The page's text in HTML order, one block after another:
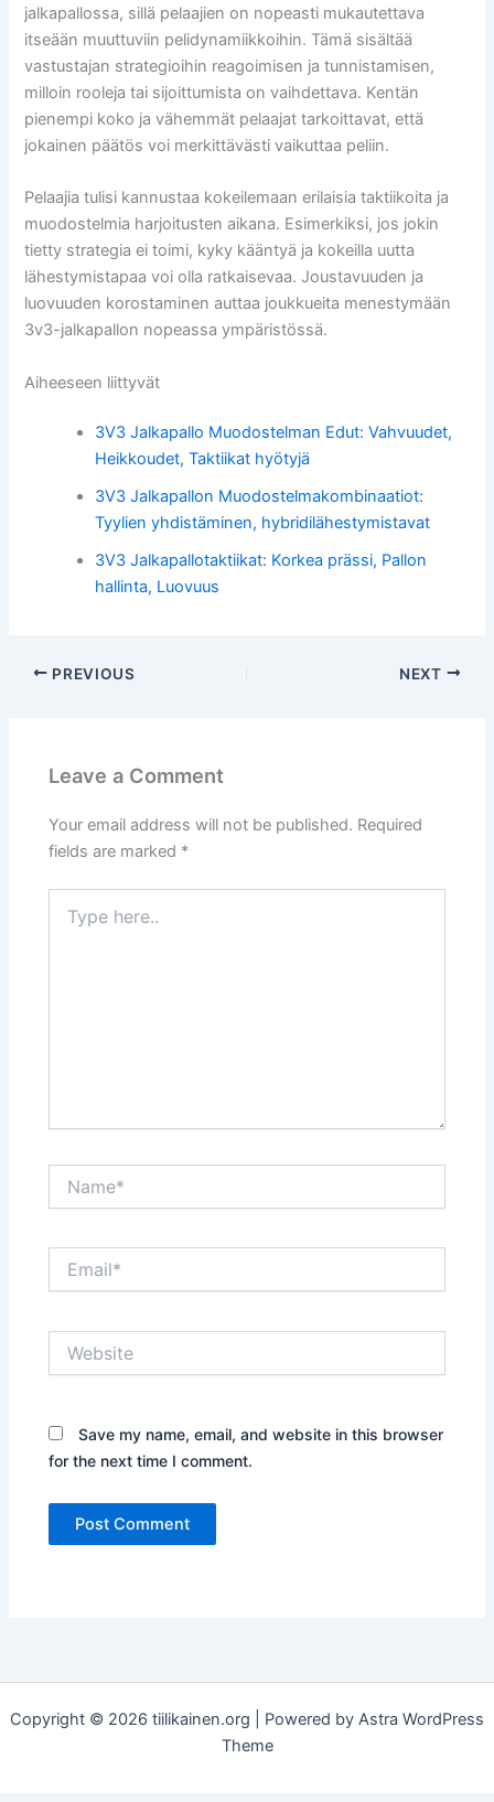
jalkapallossa, sillä pelaajien on nopeasti mukautettava
itseään muuttuviin pelidynamiikkoihin. Tämä sisältää
vastustajan strategioihin reagoimisen ja tunnistamisen,
milloin rooleja tai sijoittumista on vaihdettava. Kentän
pienempi koko ja vähemmät pelaajat tarkoittavat, että
jokainen päätös voi merkittävästi vaikuttaa peliin.
Pelaajia tulisi kannustaa kokeilemaan erilaisia taktiikoita ja
muodostelmia harjoitusten aikana. Esimerkiksi, jos jokin
tietty strategia ei toimi, kyky kääntyä ja kokeilla uutta
lähestymistapaa voi olla ratkaisevaa. Joustavuuden ja
luovuuden korostaminen auttaa joukkueita menestymään
3v3-jalkapallon nopeassa ympäristössä.
Aiheeseen liittyvät
3V3 Jalkapallo Muodostelman Edut: Vahvuudet,
Heikkoudet, Taktiikat hyötyjä
3V3 Jalkapallon Muodostelmakombinaatiot:
Tyylien yhdistäminen, hybridilähestymistavat
3V3 Jalkapallotaktiikat: Korkea prässi, Pallon
hallinta, Luovuus
PREVIOUS NEXT
Leave a Comment
Your email address will not be published. Required
fields are marked *
here..
Save my name, email, and website in this browser
for the next time I comment.
Copyright © 2026 tiilikainen.org | Powered by Astra WordPress
Theme